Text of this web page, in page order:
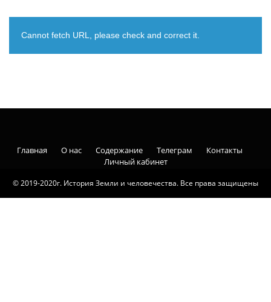
Cannot fetch URL, please check and correct it.
© 2019-2020г. История Земли и человечества. Все права защищены
Главная О нас Содержание Телеграм
Контакты
Личный кабинет